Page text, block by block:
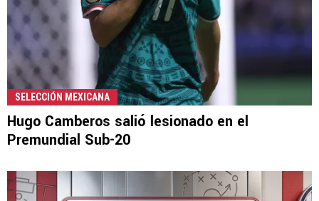
SELECCIÓN MEXICANA
Hugo Camberos salió lesionado en el
Premundial Sub-20